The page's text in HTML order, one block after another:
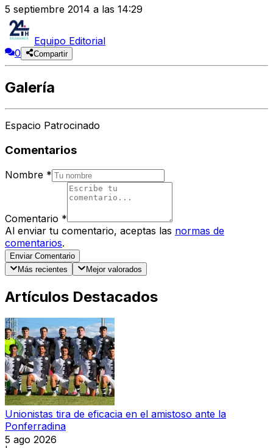
5 septiembre 2014 a las 14:29
Equipo Editorial
0
Compartir
Galería
Espacio Patrocinado
Comentarios
Nombre *
Comentario *
Al enviar tu comentario, aceptas las normas de
comentarios.
Enviar Comentario
Más recientes
Mejor valorados
Artículos Destacados
Unionistas tira de eficacia en el amistoso ante la
Ponferradina
5 ago 2026